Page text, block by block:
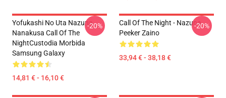
Yofukashi No Uta Nazuna
Nanakusa Call Of The
NightCustodia Morbida
Samsung Galaxy
14,81 € - 16,10 €
-20%
Call Of The Night - Nazuna
Peeker Zaino
33,94 € - 38,18 €
-20%